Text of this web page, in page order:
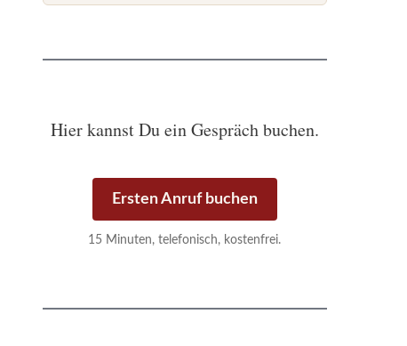
Hier kannst Du ein Gespräch buchen.
Ersten Anruf buchen
15 Minuten, telefonisch, kostenfrei.